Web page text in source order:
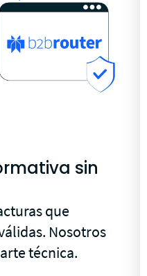
sin
que
Nosotros
técnica.